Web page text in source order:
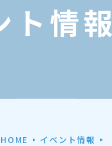
ト情報
HOME イベント情報